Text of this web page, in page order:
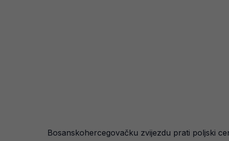
Bosanskohercegovačku zvijezdu prati poljski